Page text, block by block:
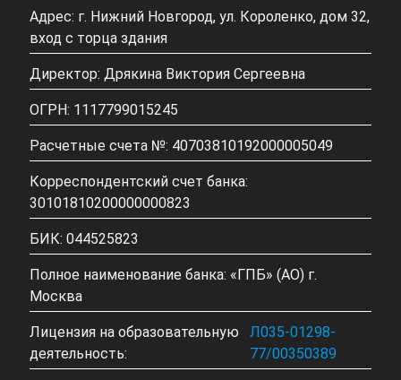
Адрес: г. Нижний Новгород, ул. Короленко, дом 32,
вход с торца здания
Директор: Дрякина Виктория Сергеевна
ОГРН: 1117799015245
Расчетные счета №: 40703810192000005049
Корреспондентский счет банка:
30101810200000000823
БИК: 044525823
Полное наименование банка: «ГПБ» (АО) г.
Москва
Лицензия на образовательную
деятельность:
Л035-01298-
77/00350389